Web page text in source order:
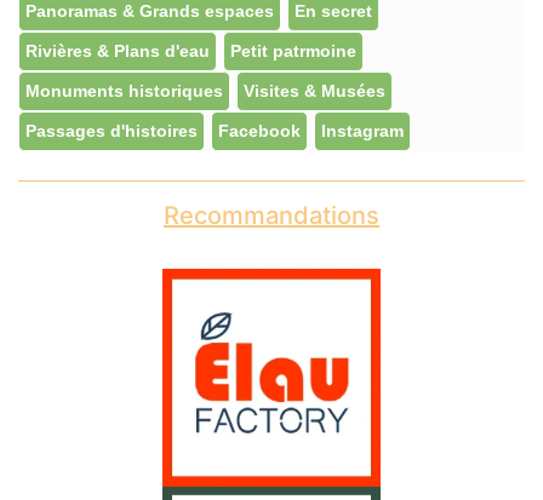
Panoramas & Grands espaces En secret
Rivières & Plans d'eau Petit patrmoine
Monuments historiques Visites & Musées
Passages d'histoires Facebook Instagram
Recommandations